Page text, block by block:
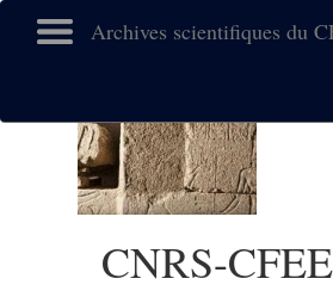
Archives scientifiques du
CNRS-